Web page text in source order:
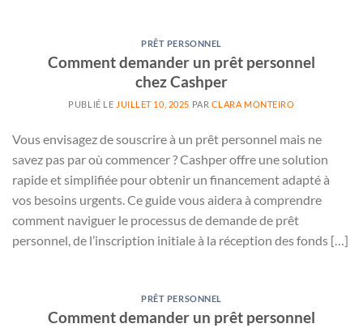
PRÊT PERSONNEL
Comment demander un prêt personnel
chez Cashper
PUBLIÉ LE JUILLET 10, 2025 PAR CLARA MONTEIRO
Vous envisagez de souscrire à un prêt personnel mais ne
savez pas par où commencer ? Cashper offre une solution
rapide et simplifiée pour obtenir un financement adapté à
vos besoins urgents. Ce guide vous aidera à comprendre
comment naviguer le processus de demande de prêt
personnel, de l’inscription initiale à la réception des fonds […]
PRÊT PERSONNEL
Comment demander un prêt personnel